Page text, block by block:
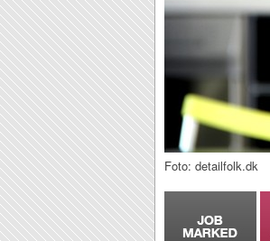
Foto: detailfolk.dk